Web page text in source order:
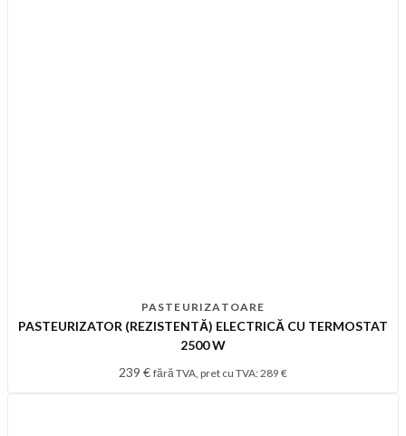
PASTEURIZATOARE
PASTEURIZATOR (REZISTENTĂ) ELECTRICĂ CU TERMOSTAT
2500 W
239 € fără TVA, pret cu TVA: 289 €